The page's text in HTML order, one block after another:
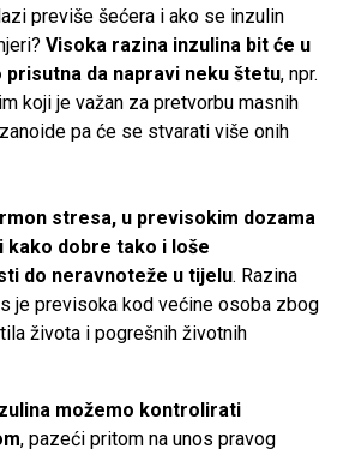
previše šećera i ako se inzulin
Visoka razina inzulina bit će u
da napravi neku štetu, npr.
koji je važan za pretvorbu masnih
pa će se stvarati više onih
stresa, u previsokim dozama
dobre tako i loše
do neravnoteže u tijelu. Razina
je previsoka kod većine osoba zbog
života i pogrešnih životnih
možemo kontrolirati
, pazeći pritom na unos pravog